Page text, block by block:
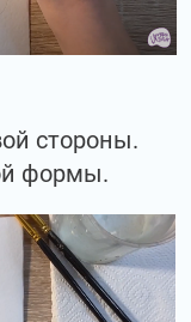
стороны.
формы.